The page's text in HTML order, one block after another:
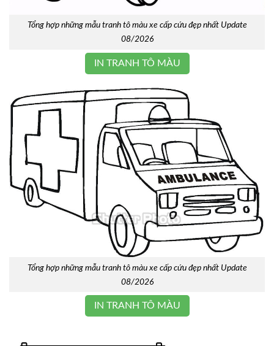
Tổng hợp những mẫu tranh tô màu xe cấp cứu đẹp nhất Update
08/2026
IN TRANH TÔ MÀU
Tổng hợp những mẫu tranh tô màu xe cấp cứu đẹp nhất Update
08/2026
IN TRANH TÔ MÀU